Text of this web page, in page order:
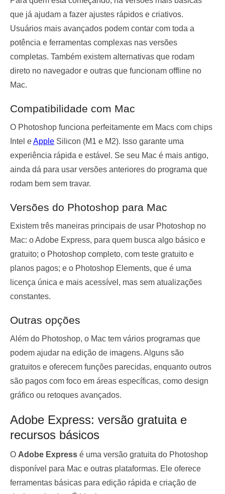
que já ajudam a fazer ajustes rápidos e criativos.
Usuários mais avançados podem contar com toda a
potência e ferramentas complexas nas versões
completas. Também existem alternativas que rodam
direto no navegador e outras que funcionam offline no
Mac.
Compatibilidade com Mac
O Photoshop funciona perfeitamente em Macs com chips
Intel eApple Silicon (M1 e M2). Isso garante uma
experiência rápida e estável. Se seu Mac é mais antigo,
ainda dá para usar versões anteriores do programa que
rodam bem sem travar.
Versões do Photoshop para Mac
Existem três maneiras principais de usar Photoshop no
Mac: o Adobe Express, para quem busca algo básico e
gratuito; o Photoshop completo, com teste gratuito e
planos pagos; e o Photoshop Elements, que é uma
licença única e mais acessível, mas sem atualizações
constantes.
Outras opções
Além do Photoshop, o Mac tem vários programas que
podem ajudar na edição de imagens. Alguns são
gratuitos e oferecem funções parecidas, enquanto outros
são pagos com foco em áreas específicas, como design
gráfico ou retoques avançados.
Adobe Express: versão gratuita e
recursos básicos
O Adobe Express é uma versão gratuita do Photoshop
disponível para Mac e outras plataformas. Ele oferece
ferramentas básicas para edição rápida e criação de